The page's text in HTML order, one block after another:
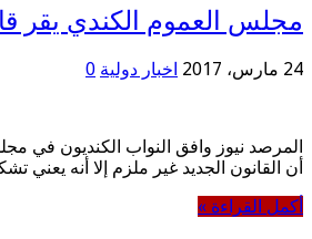
مجلس العموم الكندي يقر
24 مارس، 2017 اخبار دولية 0
المرصد نيوز وافق النواب الكنديون في
أن القانون الجديد غير ملزم إلا أنه
أكمل القراءة »